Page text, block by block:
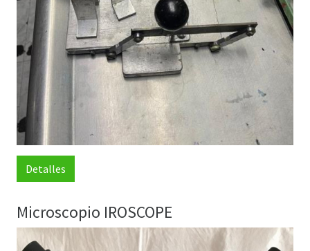
Detalles
Microscopio IROSCOPE